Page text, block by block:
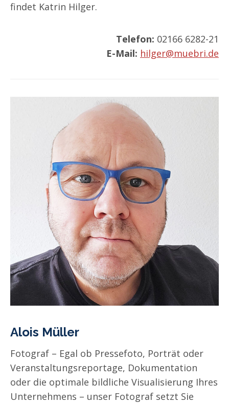
findet Katrin Hilger.
Telefon: 02166 6282-21
E-Mail: hilger@muebri.de
Alois Müller
Fotograf – Egal ob Pressefoto, Porträt oder
Veranstaltungsreportage, Dokumentation
oder die optimale bildliche Visualisierung Ihres
Unternehmens – unser Fotograf setzt Sie